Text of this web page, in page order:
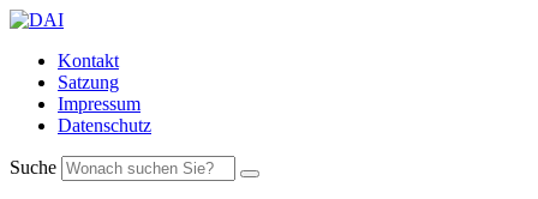
Kontakt
Satzung
Impressum
Datenschutz
Suche